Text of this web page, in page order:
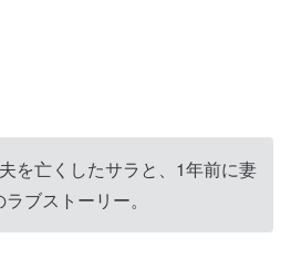
を亡くしたサラと、1年前に妻
ブストーリー。